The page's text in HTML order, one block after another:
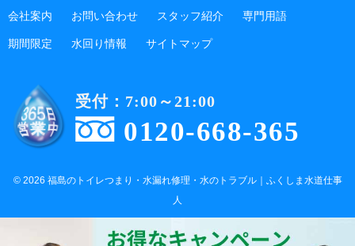
会社案内 お問い合わせ スタッフ紹介 専門用語
期間限定 水回り情報 サイトマップ
0120-668-365
受付：7:00～21:00
© 2026 福島のトイレつまり・水漏れ修理・水のトラブル｜ふくしま水道仕事
人